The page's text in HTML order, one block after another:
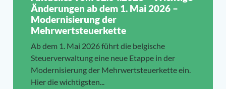
Änderungen ab dem 1. Mai 2026 –
Modernisierung der
Mehrwertsteuerkette
Ab dem 1. Mai 2026 führt die belgische
Steuerverwaltung eine neue Etappe in der
Modernisierung der Mehrwertsteuerkette ein.
Hier die wichtigsten...